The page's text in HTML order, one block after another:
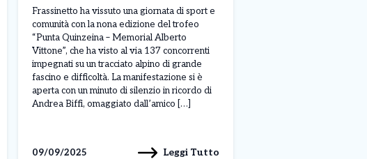
Alberto Vittone”
Frassinetto ha vissuto una giornata di sport e
comunità con la nona edizione del trofeo
“Punta Quinzeina – Memorial Alberto
Vittone”, che ha visto al via 137 concorrenti
impegnati su un tracciato alpino di grande
fascino e difficoltà. La manifestazione si è
aperta con un minuto di silenzio in ricordo di
Andrea Biffi, omaggiato dall’amico […]
09/09/2025 Leggi Tutto